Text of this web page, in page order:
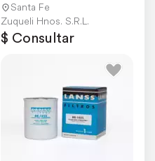
Santa Fe
Zuqueli Hnos. S.R.L.
$ Consultar